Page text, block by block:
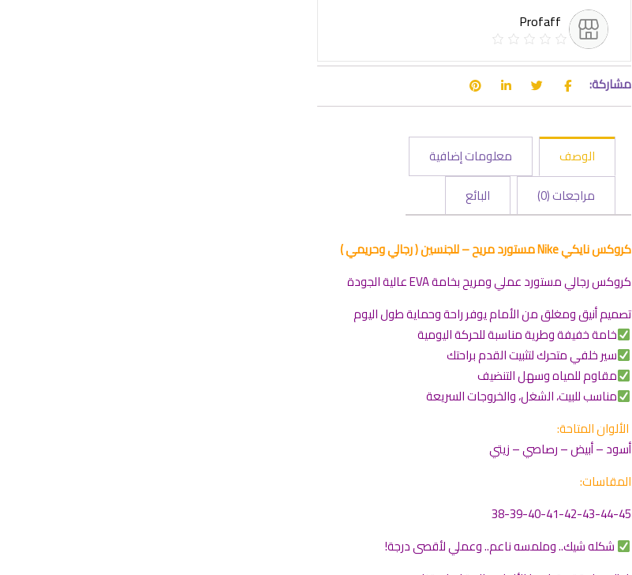
Profaff
مشاركة:
الوصف
معلومات إضافية
مراجعات (0)
البائع
كروكس نايكي Nike مستورد مريح – للجنسين ( رجالي وحريمي )
كروكس رجالي مستورد عملي ومريح بخامة EVA عالية الجودة
تصميم أنيق ومغلق من الأمام يوفر راحة وحماية طول اليوم
خامة خفيفة وطرية مناسبة للحركة اليومية
سير خلفي متحرك لتثبيت القدم براحتك
مقاوم للمياه وسهل التنضيف
مناسب للبيت، الشغل، والخروجات السريعة
الألوان المتاحة:
أسود – أبيض – رصاصي – زيتي
المقاسات:
38-39-40-41-42-43-44-45
شكله شيك.. وملمسه ناعم.. وعملي لأقصى درجة!